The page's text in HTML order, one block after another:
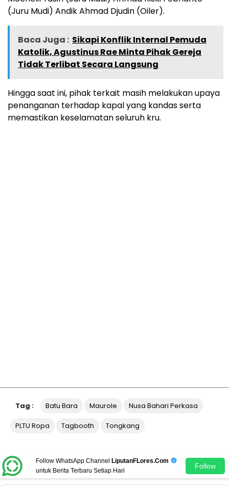
(Juru Mudi) Andik Ahmad Djudin (Oiler).
Baca Juga : Sikapi Konflik Internal Pemuda
Katolik, Agustinus Rae Minta Pihak Gereja
Tidak Terlibat Secara Langsung
Hingga saat ini, pihak terkait masih melakukan upaya
penanganan terhadap kapal yang kandas serta
memastikan keselamatan seluruh kru.
Tag : Batu Bara Maurole Nusa Bahari Perkasa
PLTU Ropa Tagbooth Tongkang
Follow WhatsApp Channel
LiputanFLores.Com
untuk Berita Terbaru Setiap Hari
Follow